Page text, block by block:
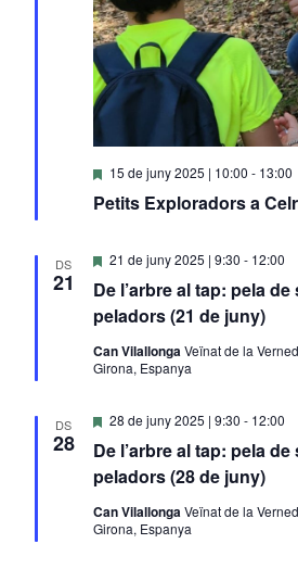
Petits Exploradors a
Destacats
15 de juny 2025 | 10:00 - 13:00
DS
21
De l’arbre al tap: pela
peladors (21 de juny)
Destacats
21 de juny 2025 | 9:30 - 12:00
Can VilallongaVeïnat de la
Girona, Espanya
DS
28
De l’arbre al tap: pela
peladors (28 de juny)
Destacats
28 de juny 2025 | 9:30 - 12:00
Can VilallongaVeïnat de la
Girona, Espanya